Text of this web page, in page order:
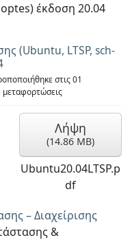
έκδοση 20.04
(Ubuntu, LTSP, sch-
στις 01
μεταφορτώσεις
Λήψη
(14.86 MB)
Ubuntu20.04LTSP.p
df
– Διαχείρισης
&